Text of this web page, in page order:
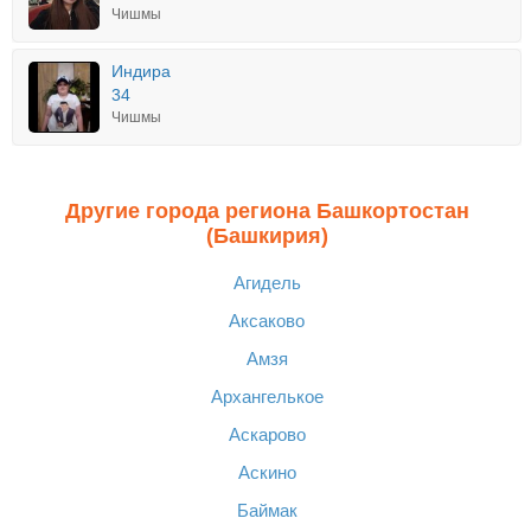
Чишмы
Индира
34
Чишмы
Другие города региона Башкортостан
(Башкирия)
Агидель
Аксаково
Амзя
Архангелькое
Аскарово
Аскино
Баймак